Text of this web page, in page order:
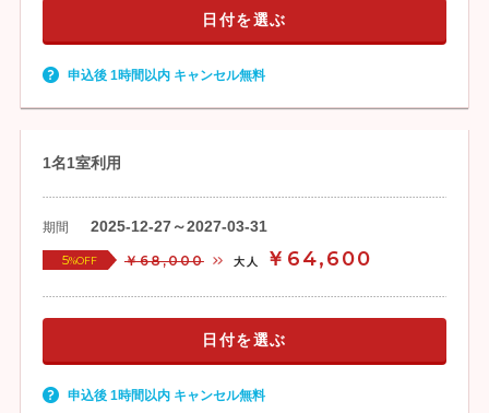
日付を選ぶ
申込後 1時間以内 キャンセル無料
1名1室利用
期間 2025-12-27～2027-03-31
5%OFF ￥68,000 大人 ￥64,600
日付を選ぶ
申込後 1時間以内 キャンセル無料